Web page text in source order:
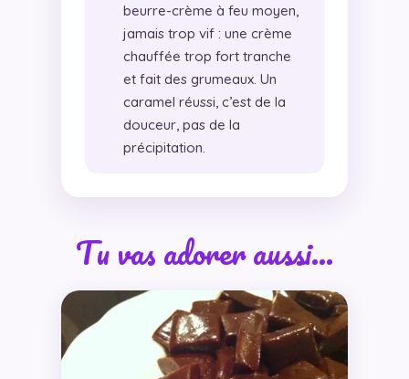
beurre-crème à feu moyen,
jamais trop vif : une crème
chauffée trop fort tranche
et fait des grumeaux. Un
caramel réussi, c’est de la
douceur, pas de la
précipitation.
Tu vas adorer aussi…